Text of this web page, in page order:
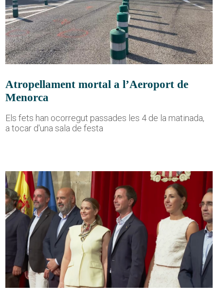
Atropellament mortal a l’Aeroport de
Menorca
Els fets han ocorregut passades les 4 de la matinada,
a tocar d'una sala de festa